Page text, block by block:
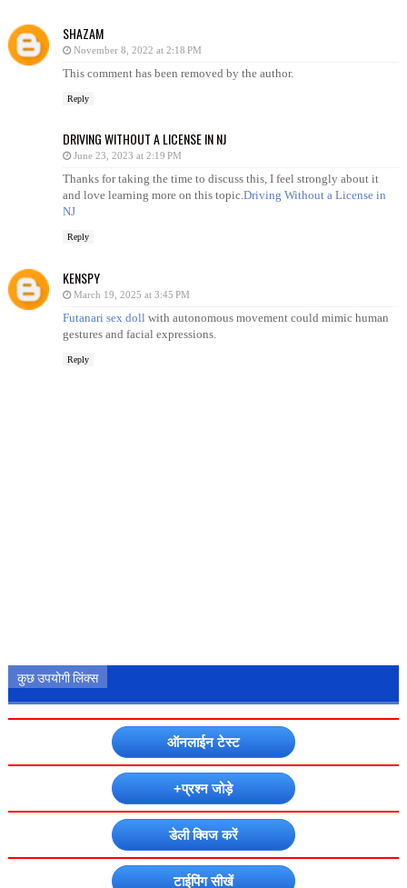
SHAZAM
November 8, 2022 at 2:18 PM
This comment has been removed by the author.
Reply
DRIVING WITHOUT A LICENSE IN NJ
June 23, 2023 at 2:19 PM
Thanks for taking the time to discuss this, I feel strongly about it
and love learning more on this topic.Driving Without a License in
NJ
Reply
KENSPY
March 19, 2025 at 3:45 PM
Futanari sex doll with autonomous movement could mimic human
gestures and facial expressions.
Reply
कुछ उपयोगी लिंक्स
ऑनलाईन टेस्ट
+प्रश्न जोड़े
डेली क्विज करें
टाईपिंग सीखें